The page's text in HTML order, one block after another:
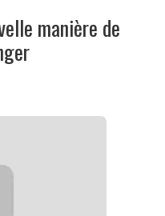
manière de